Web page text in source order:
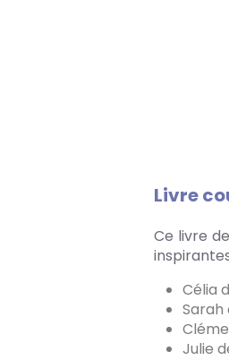
Livre
Ce livre
Célia
Sarah
Julie